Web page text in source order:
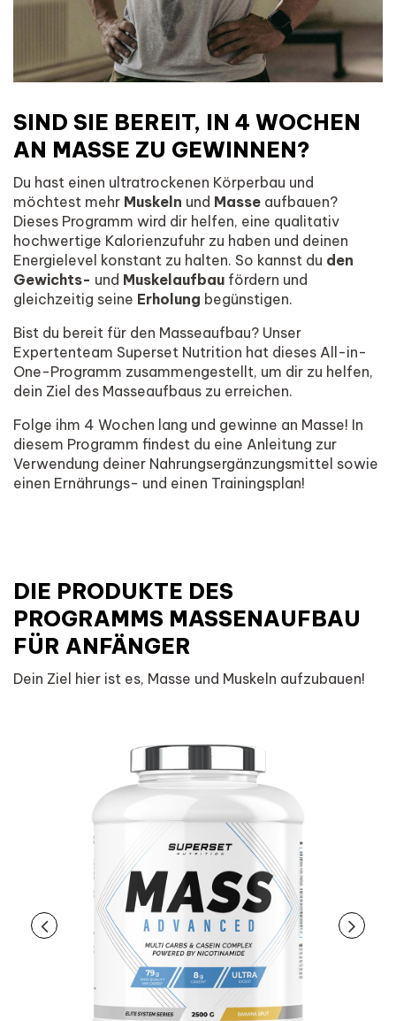
SIND SIE BEREIT, IN 4 WOCHEN
AN MASSE ZU GEWINNEN?
Du hast einen ultratrockenen Körperbau und
möchtest mehr Muskeln und Masse aufbauen?
Dieses Programm wird dir helfen, eine qualitativ
hochwertige Kalorienzufuhr zu haben und deinen
Energielevel konstant zu halten. So kannst du den
Gewichts- und Muskelaufbau fördern und
gleichzeitig seine Erholung begünstigen.
Bist du bereit für den Masseaufbau? Unser
Expertenteam Superset Nutrition hat dieses All-in-
One-Programm zusammengestellt, um dir zu helfen,
dein Ziel des Masseaufbaus zu erreichen.
Folge ihm 4 Wochen lang und gewinne an Masse! In
diesem Programm findest du eine Anleitung zur
Verwendung deiner Nahrungsergänzungsmittel sowie
einen Ernährungs- und einen Trainingsplan!
DIE PRODUKTE DES
PROGRAMMS MASSENAUFBAU
FÜR ANFÄNGER
Dein Ziel hier ist es, Masse und Muskeln aufzubauen!